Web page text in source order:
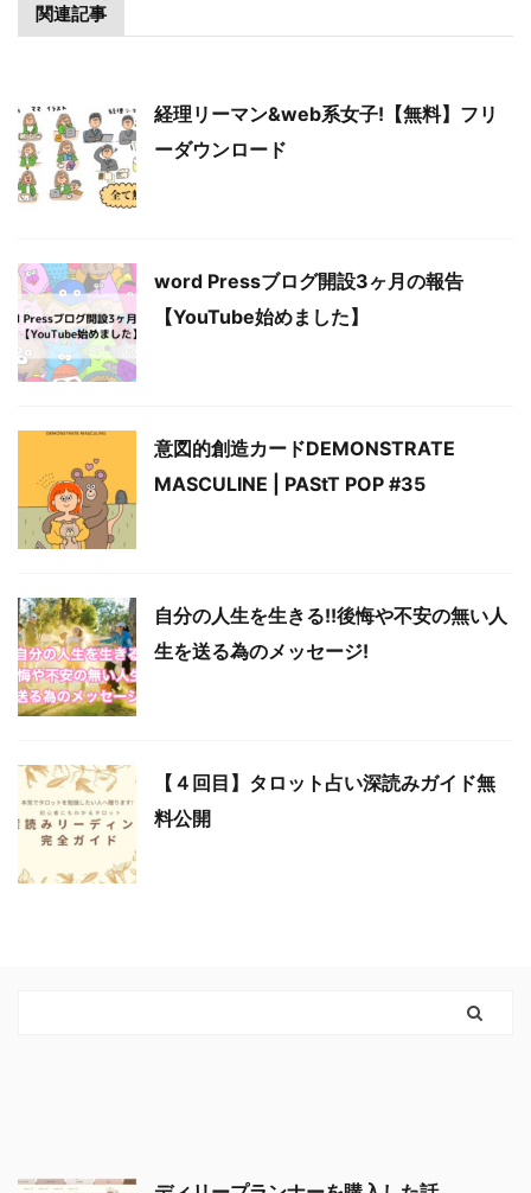
関連記事
経理リーマン&web系女子!【無料】フリ
ーダウンロード
word Pressブログ開設3ヶ月の報告
【YouTube始めました】
意図的創造カードDEMONSTRATE
MASCULINE | PAStT POP #35
自分の人生を生きる!!後悔や不安の無い人
生を送る為のメッセージ!
【４回目】タロット占い深読みガイド無
料公開